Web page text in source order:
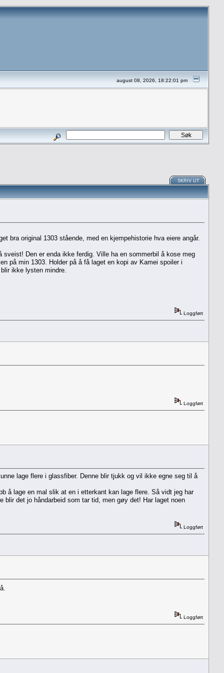
august 08, 2026, 18:22:01 pm
SKRIV UT
bra original 1303 stående, med en kjempehistorie hva eiere angår.
Den er enda ikke ferdig. Ville ha en sommerbil å kose meg
på min 1303. Holder på å få laget en kopi av Kamei spoiler i
ikke lysten mindre.
Loggført
Loggført
lage flere i glassfiber. Denne blir tjukk og vil ikke egne seg til å
å lage en mal slik at en i etterkant kan lage flere. Så vidt jeg har
det jo håndarbeid som tar tid, men gøy det! Har laget noen
Loggført
Loggført